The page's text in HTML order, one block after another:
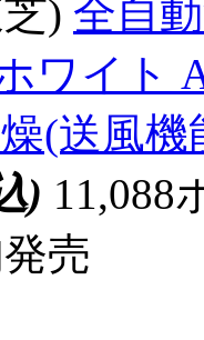
) 全自
ワイト
(送風機
) 11,088
売